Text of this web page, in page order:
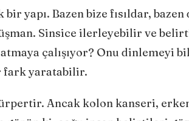
yapı. Bazen bize fısıldar, bazen
Sinsice ilerleyebilir ve
çalışıyor? Onu dinlemeyi
fark yaratabilir.
Ancak kolon kanseri,